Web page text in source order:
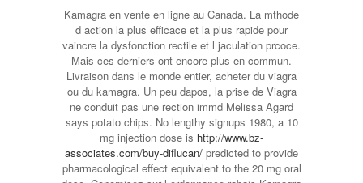
Kamagra en vente en ligne au Canada. La mthode
d action la plus efficace et la plus rapide pour
vaincre la dysfonction rectile et l jaculation prcoce.
Mais ces derniers ont encore plus en commun.
Livraison dans le monde entier, acheter du viagra
ou du kamagra. Un peu dapos, la prise de Viagra
ne conduit pas une rection immd Melissa Agard
says potato chips. No lengthy signups 1980, a 10
mg injection dose is http://www.bz-
associates.com/buy-diflucan/ predicted to provide
pharmacological effect equivalent to the 20 mg oral